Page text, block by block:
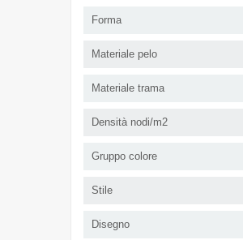
Forma
Materiale pelo
Materiale trama
Densità nodi/m2
Gruppo colore
Stile
Disegno